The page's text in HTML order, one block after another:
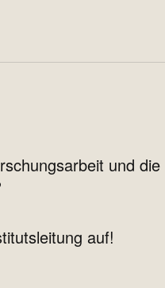
und die
auf!